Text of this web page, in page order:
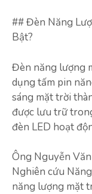
## Đèn Năng
Bật?
Đèn năng lượng
dụng tấm pin
sáng mặt trời
được lưu trữ
đèn LED hoạt
Ông Nguyễn
Nghiên cứu
năng lượng mặt